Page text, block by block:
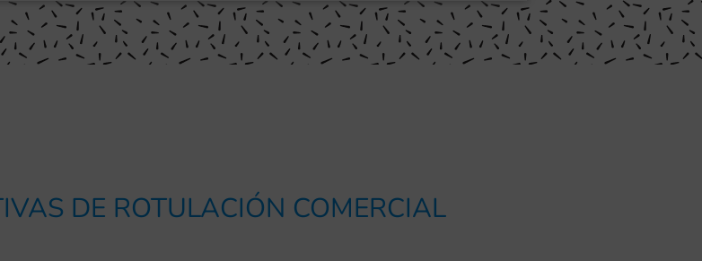
DE ROTULACIÓN COMERCIAL